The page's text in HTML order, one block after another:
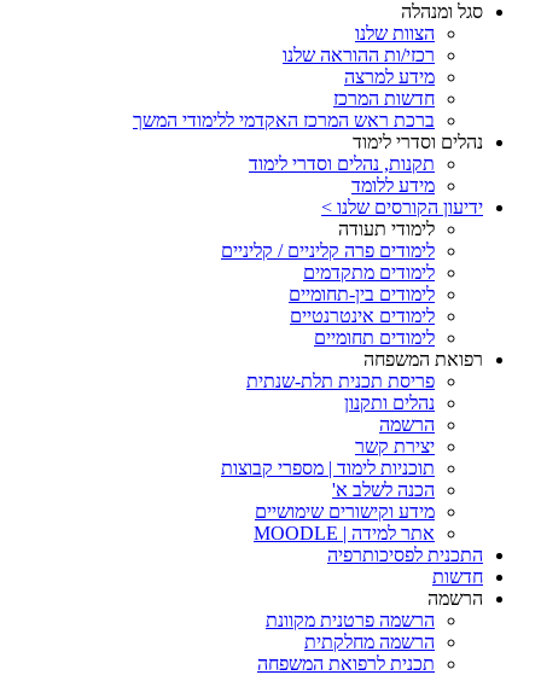
סגל ומנהלה
הצוות שלנו
רכזי/ות ההוראה שלנו
מידע למרצה
חדשות המרכז
ברכת ראש המרכז האקדמי ללימודי המשך
נהלים וסדרי לימוד
תקנות, נהלים וסדרי לימוד
מידע ללומד
ידיעון הקורסים שלנו >
לימודי תעודה
לימודים פרה קליניים / קליניים
לימודים מתקדמים
לימודים בין-תחומיים
לימודים אינטרנטיים
לימודים תחומיים
רפואת המשפחה
פריסת תכנית תלת-שנתית
נהלים ותקנון
הרשמה
יצירת קשר
תוכניות לימוד | מספרי קבוצות
הכנה לשלב א'
מידע וקישורים שימושיים
אתר למידה | MOODLE
התכנית לפסיכותרפיה
חדשות
הרשמה
הרשמה פרטנית מקוונת
הרשמה מחלקתית
תכנית לרפואת המשפחה